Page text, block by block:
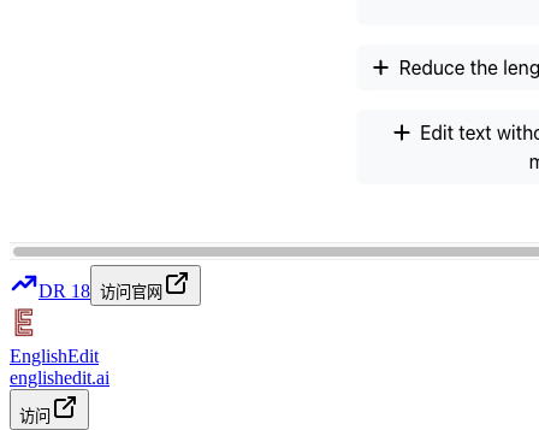
DR 18 访问官网
EnglishEdit
englishedit.ai
访问